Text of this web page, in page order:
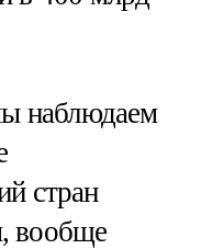
наблюдаем
стран
вообще